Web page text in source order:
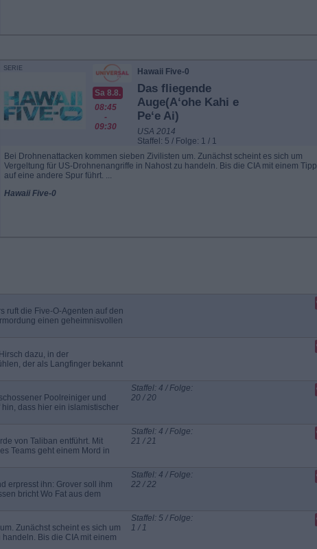
SERIE
Sa 8.8.
08:45
-
09:30
Hawaii Five-0
Das fliegende
Auge(A‘ohe Kahi e
Pe‘e Ai)
USA 2014
Staffel: 5 / Folge: 1 / 1
Bei Drohnenattacken kommen sieben Zivilisten um. Zunächst scheint es sich um
Vergeltung für US-Drohnenangriffe in Nahost zu handeln. Bis die CIA mit einem Tipp
auf eine andere Spur führt. ...
Hawaii Five-0
ruft die Five-O-Agenten auf den
einen geheimnisvollen
dazu, in der
der als Langfinger bekannt
Poolreiniger und
dass hier ein islamistischer
Staffel: 4 / Folge:
20 / 20
von Taliban entführt. Mit
Teams geht einem Mord in
Staffel: 4 / Folge:
21 / 21
erpresst ihn: Grover soll ihm
bricht Wo Fat aus dem
Staffel: 4 / Folge:
22 / 22
Zunächst scheint es sich um
Bis die CIA mit einem
Staffel: 5 / Folge:
1 / 1